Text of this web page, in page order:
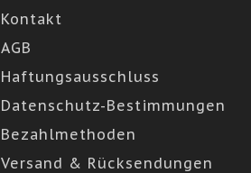
Kontakt
AGB
Haftungsausschluss
Datenschutz-Bestimmungen
Bezahlmethoden
Versand & Rücksendungen